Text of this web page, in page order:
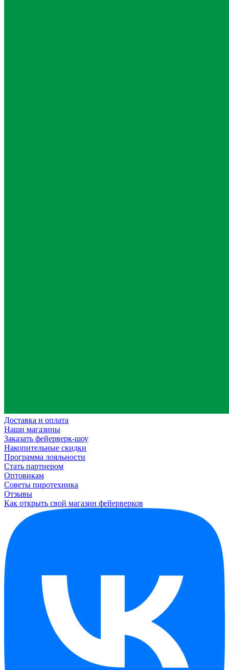
Доставка и оплата
Наши магазины
Заказать фейерверк-шоу
Накопительные скидки
Программа лояльности
Стать партнером
Оптовикам
Советы пиротехника
Отзывы
Как открыть свой магазин фейерверков